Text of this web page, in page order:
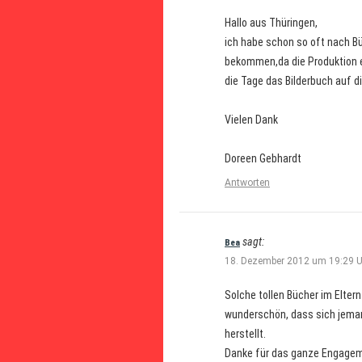
Hallo aus Thüringen,
ich habe schon so oft nach
bekommen,da die
die Tage das Bilderbuch auf
Vielen Dank
Doreen Gebhardt
Antworten
Bea sagt:
18. Dezember 2012 um 19:29
Solche tollen Bücher im
wunderschön, dass sich
herstellt.
Danke für das ganze